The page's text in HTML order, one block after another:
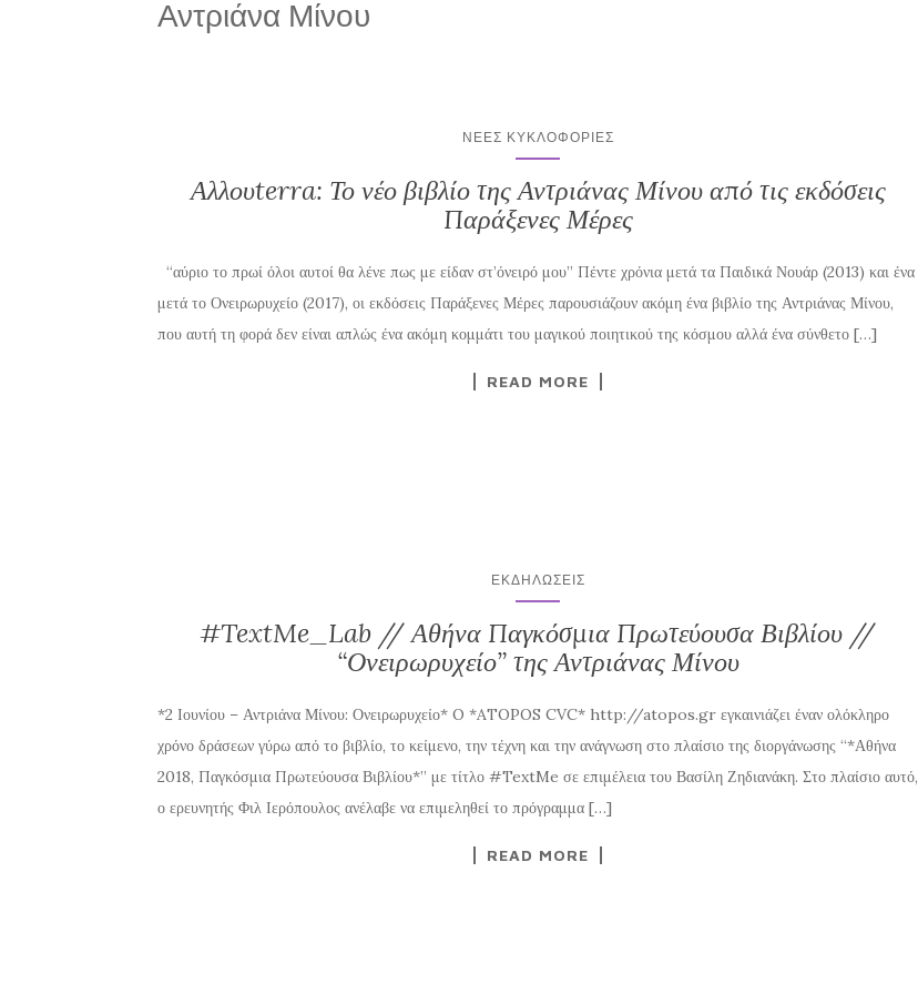
Αντριάνα Μίνου
ΝΈΕΣ ΚΥΚΛΟΦΟΡΊΕΣ
Αλλουterra: Το νέο βιβλίο της Αντριάνας Μίνου από τις εκδόσεις
Παράξενες Μέρες
“αύριο το πρωί όλοι αυτοί θα λένε πως με είδαν στ’όνειρό μου” Πέντε χρόνια μετά τα Παιδικά Νουάρ (2013) και ένα
μετά το Ονειρωρυχείο (2017), οι εκδόσεις Παράξενες Μέρες παρουσιάζουν ακόμη ένα βιβλίο της Αντριάνας Μίνου,
που αυτή τη φορά δεν είναι απλώς ένα ακόμη κομμάτι του μαγικού ποιητικού της κόσμου αλλά ένα σύνθετο […]
READ MORE
ΕΚΔΗΛΏΣΕΙΣ
#TextMe_Lab // Αθήνα Παγκόσμια Πρωτεύουσα Βιβλίου //
“Ονειρωρυχείο” της Αντριάνας Μίνου
*2 Ιουνίου – Αντριάνα Μίνου: Ονειρωρυχείο* O *ATOPOS CVC* http://atopos.gr εγκαινιάζει έναν ολόκληρο
χρόνο δράσεων γύρω από το βιβλίο, το κείμενο, την τέχνη και την ανάγνωση στο πλαίσιο της διοργάνωσης “*Αθήνα
2018, Παγκόσμια Πρωτεύουσα Βιβλίου*” με τίτλο #TextMe σε επιμέλεια του Βασίλη Ζηδιανάκη. Στο πλαίσιο αυτό,
ο ερευνητής Φιλ Ιερόπουλος ανέλαβε να επιμεληθεί το πρόγραμμα […]
READ MORE